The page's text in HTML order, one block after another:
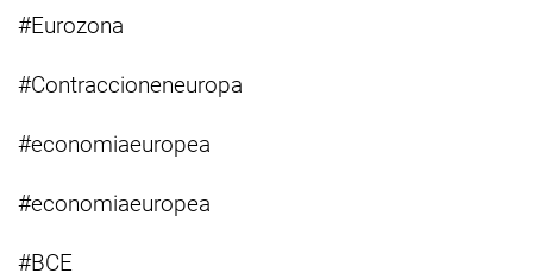
#Eurozona
#Contraccioneneuropa
#economiaeuropea
#economiaeuropea
#BCE